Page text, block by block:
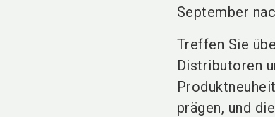
September
Treffen Sie
Distributoren
prägen, und